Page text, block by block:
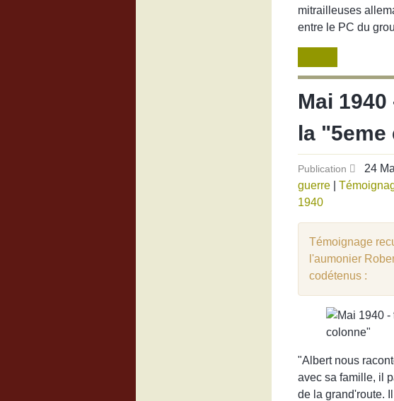
mitrailleuses
entre le PC du
Mai
la
Publication 24
guerre
1940
Témoignage
l'aumonier
codétenus :
"Albert nous
avec sa famille, il
de la grand'route.